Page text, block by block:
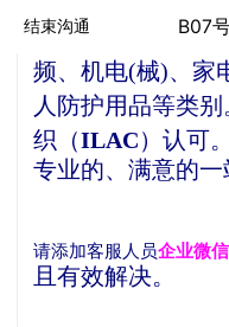
结束沟通 B07
司产品检测服务项
频、机电(械)、家
人防护用品等类别
织（ILAC）认可。
专业的、满意的一
请添加客服人员企业微
且有效解决。